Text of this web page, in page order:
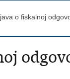
o fiskalnoj